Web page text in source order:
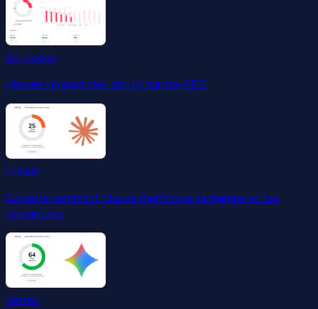
AI Tracker
Mesure l'impact réel de l'IA sur ton SEO.
Claude
Surveille comment Claude mentionne ta marque et tes
concurrents.
Gemini